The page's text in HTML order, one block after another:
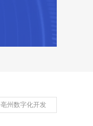
亳州数字化开发